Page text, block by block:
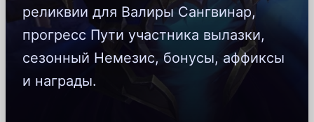
реликвии для Валиры Сангвинар,
прогресс Пути участника вылазки,
сезонный Немезис, бонусы, аффиксы
и награды.